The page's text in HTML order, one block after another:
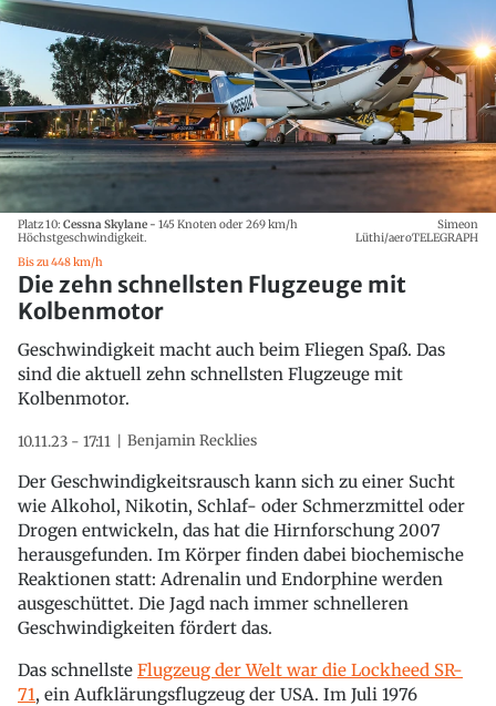
Platz 10: Cessna Skylane - 145 Knoten oder 269 km/h
Höchstgeschwindigkeit.
Simeon
Lüthi/aeroTELEGRAPH
Bis zu 448 km/h
Die zehn schnellsten Flugzeuge mit
Kolbenmotor
Geschwindigkeit macht auch beim Fliegen Spaß. Das
sind die aktuell zehn schnellsten Flugzeuge mit
Kolbenmotor.
10.11.23 - 17:11 Benjamin Recklies
Der Geschwindigkeitsrausch kann sich zu einer Sucht
wie Alkohol, Nikotin, Schlaf- oder Schmerzmittel oder
Drogen entwickeln, das hat die Hirnforschung 2007
herausgefunden. Im Körper finden dabei biochemische
Reaktionen statt: Adrenalin und Endorphine werden
ausgeschüttet. Die Jagd nach immer schnelleren
Geschwindigkeiten fördert das.
Das schnellste Flugzeug der Welt war die Lockheed SR-
71, ein Aufklärungsflugzeug der USA. Im Juli 1976